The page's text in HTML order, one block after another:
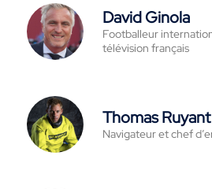
David Ginola
Footballeur
télévision français
Thomas Ruyant
Navigateur et chef